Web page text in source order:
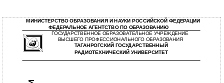
МИНИСТЕРСТВО ОБРАЗОВАНИЯ И НАУКИ РОССИЙСКОЙ ФЕДЕРАЦИИ
ФЕДЕРАЛЬНОЕ АГЕНТСТВО ПО ОБРАЗОВАНИЮ
ГОСУДАРСТВЕННОЕ ОБРАЗОВАТЕЛЬНОЕ УЧРЕЖДЕНИЕ
ВЫСШЕГО ПРОФЕССИОНАЛЬНОГО ОБРАЗОВАНИЯ
ТАГАНРОГСКИЙ ГОСУДАРСТВЕННЫЙ
РАДИОТЕХНИЧЕСКИЙ УНИВЕРСИТЕТ